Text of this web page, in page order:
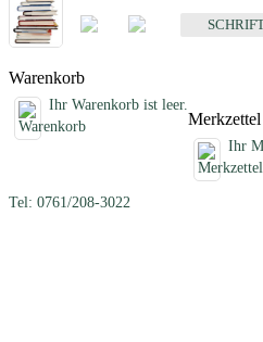
Warenkorb
Ihr Warenkorb ist leer.
Merkzettel
Ihr
Tel: 0761/208-3022